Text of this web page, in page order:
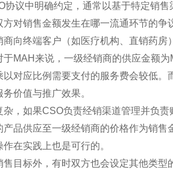
协议中明确约定，通常以基于特定销
对销售金额发生在哪一流通环节的
向终端客户（如医疗机构、直销药
MAH来说，一级经销商的供应金额
以对应比例需要支付的服务费会较低
价值与推广效果。
，如果CSO负责经销渠道管理并负
品供应至一级经销商的价格作为销
在实践上也是可行的。
售目标外，有时双方也会设定其他类